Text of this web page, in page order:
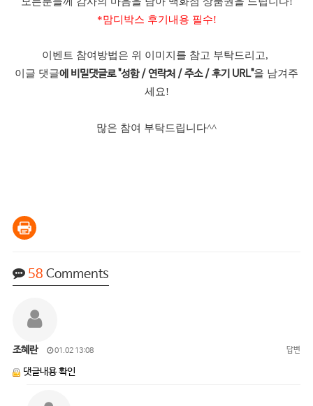
*맘디박스 후기내용 필수!
이벤트 참여방법은 위 이미지를 참고 부탁드리고,
이글 댓글에 비밀댓글로 "성함 / 연락처 / 주소 / 후기 URL"을 남겨주
세요!
많은 참여 부탁드립니다^^
58 Comments
조혜란 01.02 13:08 답변
댓글내용 확인